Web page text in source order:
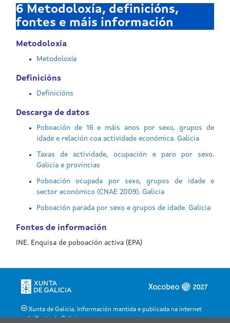
Xunta de Galicia. Información mantida e publicada na internet
pola Xunta de Galicia